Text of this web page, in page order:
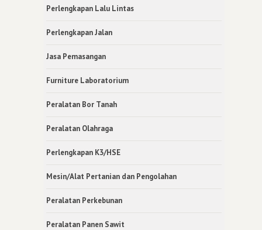
Perlengkapan Lalu Lintas
Perlengkapan Jalan
Jasa Pemasangan
Furniture Laboratorium
Peralatan Bor Tanah
Peralatan Olahraga
Perlengkapan K3/HSE
Mesin/Alat Pertanian dan Pengolahan
Peralatan Perkebunan
Peralatan Panen Sawit